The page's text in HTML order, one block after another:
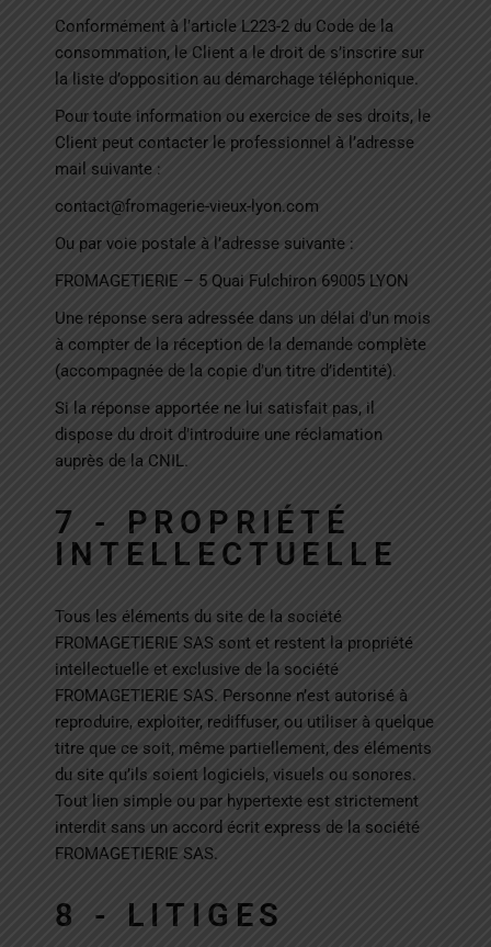
Conformément à l’article L223-2 du Code de la
consommation, le Client a le droit de s’inscrire sur
la liste d’opposition au démarchage téléphonique.
Pour toute information ou exercice de ses droits, le
Client peut contacter le professionnel à l’adresse
mail suivante :
contact@fromagerie-vieux-lyon.com
Ou par voie postale à l’adresse suivante :
FROMAGETIERIE – 5 Quai Fulchiron 69005 LYON
Une réponse sera adressée dans un délai d’un mois
à compter de la réception de la demande complète
(accompagnée de la copie d’un titre d’identité).
Si la réponse apportée ne lui satisfait pas, il
dispose du droit d’introduire une réclamation
auprès de la CNIL.
7 - PROPRIÉTÉ
INTELLECTUELLE
Tous les éléments du site de la société
FROMAGETIERIE SAS sont et restent la propriété
intellectuelle et exclusive de la société
FROMAGETIERIE SAS. Personne n’est autorisé à
reproduire, exploiter, rediffuser, ou utiliser à quelque
titre que ce soit, même partiellement, des éléments
du site qu’ils soient logiciels, visuels ou sonores.
Tout lien simple ou par hypertexte est strictement
interdit sans un accord écrit express de la société
FROMAGETIERIE SAS.
8 - LITIGES